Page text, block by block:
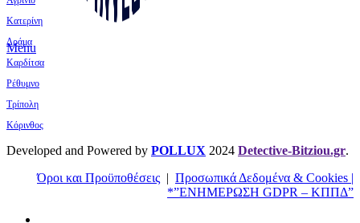
Menu
Κατερίνη
Δράμα
Καρδίτσα
Ρέθυμνο
Τρίπολη
Κόρινθος
Developed and Powered by POLLUX 2024 Detective-Bitziou.gr.
Όροι και Προϋποθέσεις | Προσωπικά Δεδομένα & Cookies |
*”ΕΝΗΜΕΡΩΣΗ GDPR – ΚΠΠΔ”